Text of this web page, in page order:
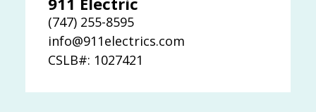
(747) 255-8595
info@911electrics.com
CSLB#: 1027421